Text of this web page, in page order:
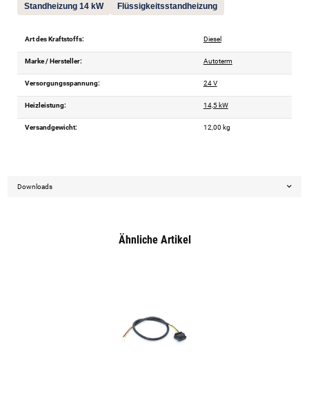
Standheizung 14 kW
Flüssigkeitsstandheizung
Art des Kraftstoffs: Diesel
Marke / Hersteller: Autoterm
Versorgungsspannung: 24 V
Heizleistung: 14,5 kW
Versandgewicht: 12,00 kg
Downloads
Ähnliche Artikel